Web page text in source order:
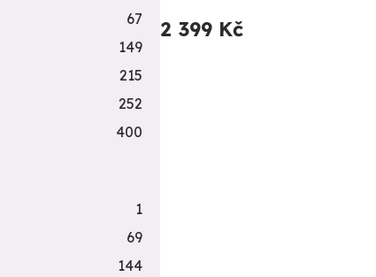
2 399 Kč
67
149
215
252
400
1
69
144